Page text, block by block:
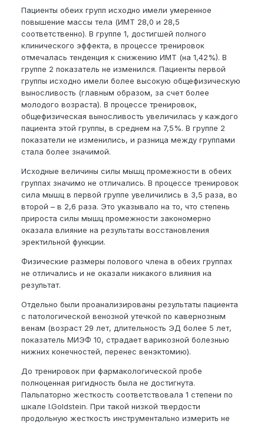
Пациенты обеих групп исходно имели умеренное
повышение массы тела (ИМТ 28,0 и 28,5
соответственно). В группе 1, достигшей полного
клинического эффекта, в процессе тренировок
отмечалась тенденция к снижению ИМТ (на 1,42%). В
группе 2 показатель не изменился. Пациенты первой
группы исходно имели более высокую общефизическую
выносливость (главным образом, за счет более
молодого возраста). В процессе тренировок,
общефизическая выносливость увеличилась у каждого
пациента этой группы, в среднем на 7,5%. В группе 2
показатели не изменились, и разница между группами
стала более значимой.
Исходные величины силы мышц промежности в обеих
группах значимо не отличались. В процессе тренировок
сила мышц в первой группе увеличились в 3,5 раза, во
второй – в 2,6 раза. Это указывало на то, что степень
прироста силы мышц промежности закономерно
оказала влияние на результаты восстановления
эректильной функции.
Физические размеры полового члена в обеих группах
не отличались и не оказали никакого влияния на
результат.
Отдельно были проанализированы результаты пациента
с патологической венозной утечкой по кавернозным
венам (возраст 29 лет, длительность ЭД более 5 лет,
показатель МИЭФ 10, страдает варикозной болезнью
нижних конечностей, перенес венэктомию).
До тренировок при фармакологической пробе
полноценная ригидность была не достигнута.
Пальпаторно жесткость соответствовала 1 степени по
шкале I.Goldstein. При такой низкой твердости
продольную жесткость инструментально измерить не